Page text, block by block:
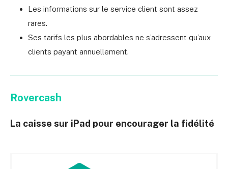
Les informations sur le service client sont assez
rares.
Ses tarifs les plus abordables ne s’adressent qu’aux
clients payant annuellement.
Rovercash
La caisse sur iPad pour encourager la fidélité